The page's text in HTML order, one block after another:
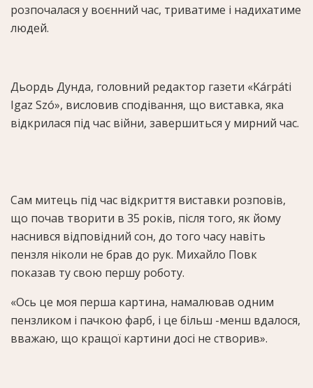
розпочалася у воєнний час, триватиме і надихатиме
людей.
Дьордь Дунда, головний редактор газети «Kárpáti
Igaz Szó», висловив сподівання, що виставка, яка
відкрилася під час війни, завершиться у мирний час.
Сам митець під час відкриття виставки розповів,
що почав творити в 35 років, після того, як йому
наснився відповідний сон, до того часу навіть
пензля ніколи не брав до рук. Михайло Повк
показав ту свою першу роботу.
«Ось це моя перша картина, намалював одним
пензликом і пачкою фарб, і це більш -менш вдалося,
вважаю, що кращої картини досі не створив».